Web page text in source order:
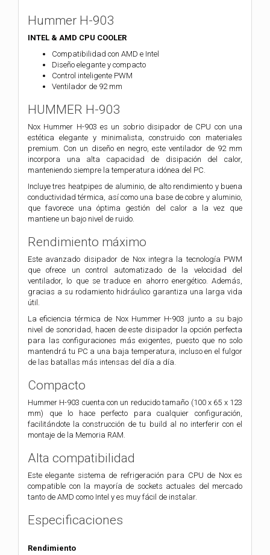
Hummer H-903
INTEL & AMD CPU COOLER
Compatibilidad con AMD e Intel
Diseño elegante y compacto
Control inteligente PWM
Ventilador de 92 mm
HUMMER H-903
Nox Hummer H-903 es un sobrio disipador de CPU con una
estética elegante y minimalista, construido con materiales
premium. Con un diseño en negro, este ventilador de 92 mm
incorpora una alta capacidad de disipación del calor,
manteniendo siempre la temperatura idónea del PC.
Incluye tres heatpipes de aluminio, de alto rendimiento y buena
conductividad térmica, así como una base de cobre y aluminio,
que favorece una óptima gestión del calor a la vez que
mantiene un bajo nivel de ruido.
Rendimiento máximo
Este avanzado disipador de Nox integra la tecnología PWM
que ofrece un control automatizado de la velocidad del
ventilador, lo que se traduce en ahorro energético. Además,
gracias a su rodamiento hidráulico garantiza una larga vida
útil.
La eficiencia térmica de Nox Hummer H-903 junto a su bajo
nivel de sonoridad, hacen de este disipador la opción perfecta
para las configuraciones más exigentes, puesto que no solo
mantendrá tu PC a una baja temperatura, incluso en el fulgor
de las batallas más intensas del día a día.
Compacto
Hummer H-903 cuenta con un reducido tamaño (100 x 65 x 123
mm) que lo hace perfecto para cualquier configuración,
facilitándote la construcción de tu build al no interferir con el
montaje de la Memoria RAM.
Alta compatibilidad
Este elegante sistema de refrigeración para CPU de Nox es
compatible con la mayoría de sockets actuales del mercado
tanto de AMD como Intel y es muy fácil de instalar.
Especificaciones
Rendimiento